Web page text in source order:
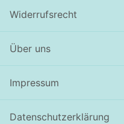
Widerrufsrecht
Über uns
Impressum
Datenschutzerklärung